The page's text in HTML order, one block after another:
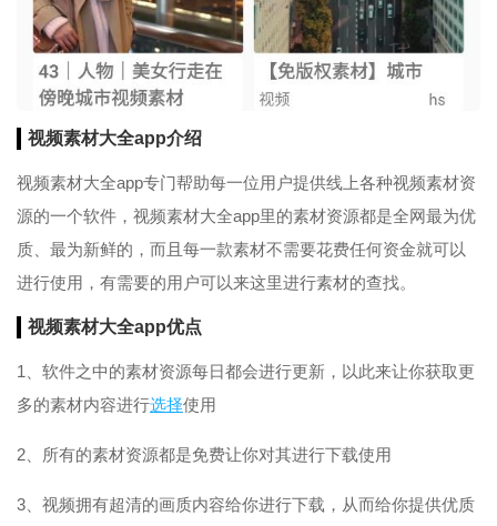
视频素材大全app介绍
视频素材大全app专门帮助每一位用户提供线上各种视频素材资
源的一个软件，视频素材大全app里的素材资源都是全网最为优
质、最为新鲜的，而且每一款素材不需要花费任何资金就可以
进行使用，有需要的用户可以来这里进行素材的查找。
视频素材大全app优点
1、软件之中的素材资源每日都会进行更新，以此来让你获取更
多的素材内容进行选择使用
2、所有的素材资源都是免费让你对其进行下载使用
3、视频拥有超清的画质内容给你进行下载，从而给你提供优质